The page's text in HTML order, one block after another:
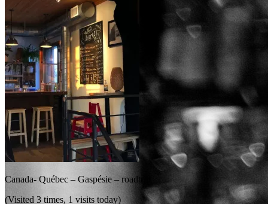
Canada- Québec – Gaspésie – roadtrip
(Visited 3 times, 1 visits today)